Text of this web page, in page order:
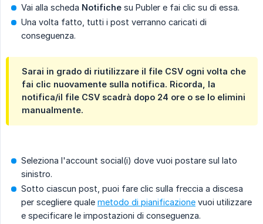
Vai alla scheda Notifiche su Publer e fai clic su di essa.
Una volta fatto, tutti i post verranno caricati di
conseguenza.
Sarai in grado di riutilizzare il file CSV ogni volta che
fai clic nuovamente sulla notifica. Ricorda, la
notifica/il file CSV scadrà dopo 24 ore o se lo elimini
manualmente.
Seleziona l'account social(i) dove vuoi postare sul lato
sinistro.
Sotto ciascun post, puoi fare clic sulla freccia a discesa
per scegliere quale metodo di pianificazione vuoi utilizzare
e specificare le impostazioni di conseguenza.